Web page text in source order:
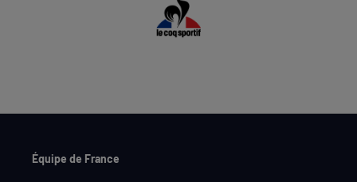
Équipe de France